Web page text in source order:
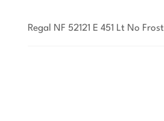
Regal NF 52121 E 451 Lt No